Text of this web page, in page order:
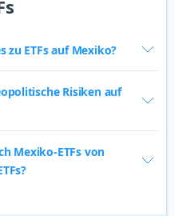
zu ETFs auf Mexiko?
Risiken auf
Mexiko-ETFs von